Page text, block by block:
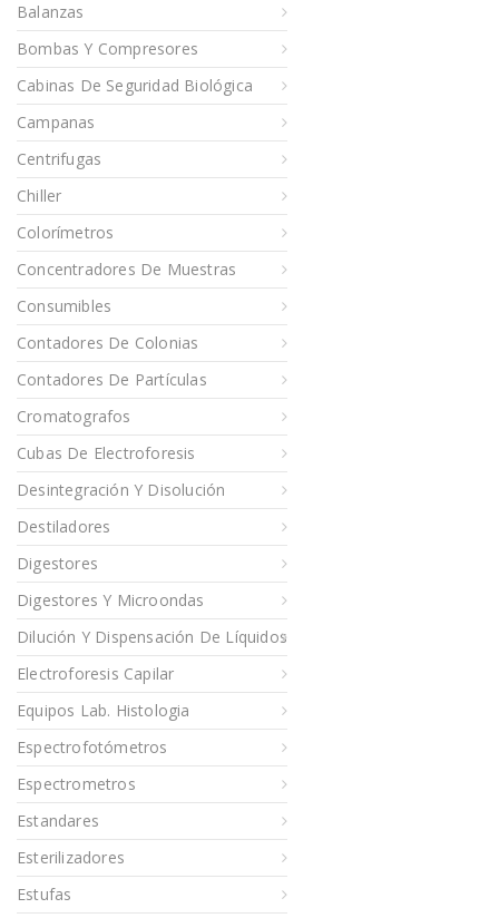
Balanzas
Bombas Y Compresores
Cabinas De Seguridad Biológica
Campanas
Centrifugas
Chiller
Colorímetros
Concentradores De Muestras
Consumibles
Contadores De Colonias
Contadores De Partículas
Cromatografos
Cubas De Electroforesis
Desintegración Y Disolución
Destiladores
Digestores
Digestores Y Microondas
Dilución Y Dispensación De Líquidos
Electroforesis Capilar
Equipos Lab. Histologia
Espectrofotómetros
Espectrometros
Estandares
Esterilizadores
Estufas